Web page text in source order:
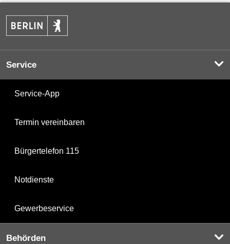
Service
Service-App
Termin vereinbaren
Bürgertelefon 115
Notdienste
Gewerbeservice
Behörden